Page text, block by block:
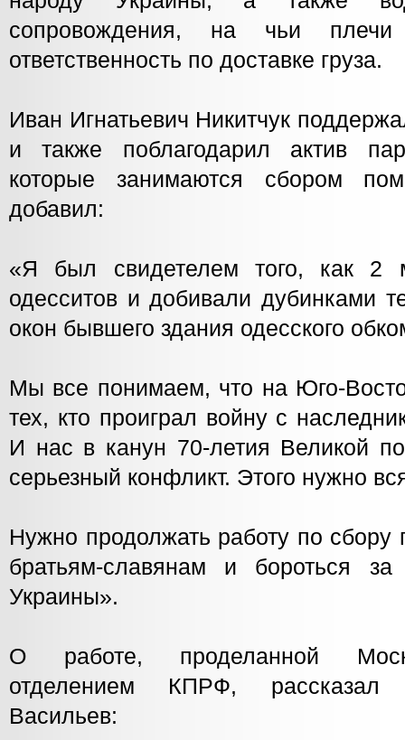
сопровождения, на чьи плечи
ответственность по доставке груза.
Иван Игнатьевич Никитчук
и также поблагодарил актив
которые занимаются сбором
добавил:
«Я был свидетелем того, как 2
одесситов и добивали дубинками
окон бывшего здания одесского
Мы все понимаем, что на Юго-
тех, кто проиграл войну с
И нас в канун 70-летия Великой
серьезный конфликт. Этого нужно
Нужно продолжать работу по
братьям-славянам и бороться
Украины».
О работе, проделанной
отделением КПРФ, рассказал
Васильев: